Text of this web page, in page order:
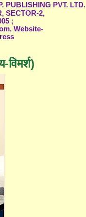
PUBLISHING PVT. LTD.
SECTOR-2,
;
Website-
विमर्श)